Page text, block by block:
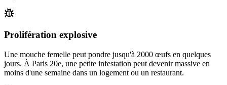
Prolifération explosive
Une mouche femelle peut pondre jusqu'à 2000 œufs en quelques
jours. À Paris 20e, une petite infestation peut devenir massive en
moins d'une semaine dans un logement ou un restaurant.